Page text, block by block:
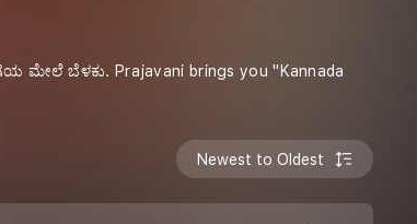
ಮೇಲೆ ಬೆಳಕು. Prajavani brings you "Kannada
Newest to Oldest